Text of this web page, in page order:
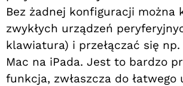
Bez żadnej konfiguracji można
zwykłych urządzeń
klawiatura) i przełączać się
Mac na iPada. Jest to bardzo
funkcja, zwłaszcza do łatwego